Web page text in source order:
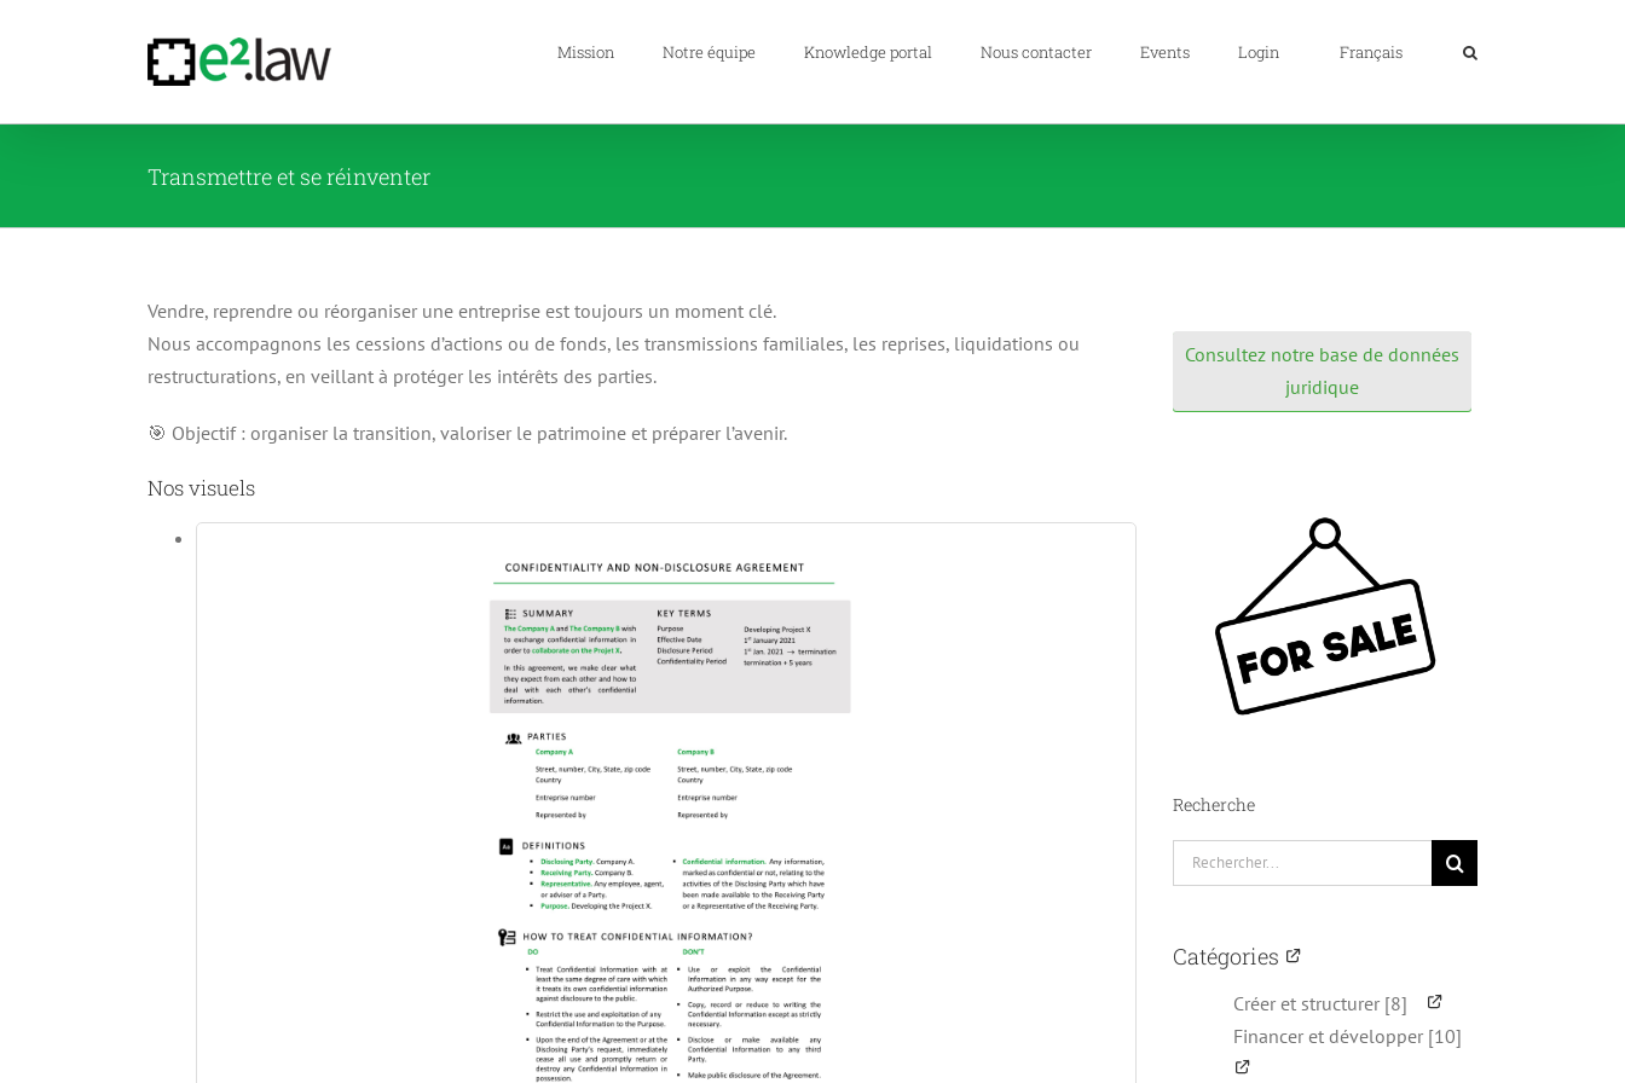
Mission Notre équipe Knowledge portal Nous contacter Events Login Français
Transmettre et se réinventer
Vendre, reprendre ou réorganiser une entreprise est toujours un moment clé.
Nous accompagnons les cessions d’actions ou de fonds, les transmissions familiales, les reprises, liquidations ou
restructurations, en veillant à protéger les intérêts des parties.
🎯 Objectif : organiser la transition, valoriser le patrimoine et préparer l’avenir.
Nos visuels
Consultez notre base de données
juridique
Recherche
Rechercher:
Catégories
Créer et structurer [8]
Financer et développer [10]